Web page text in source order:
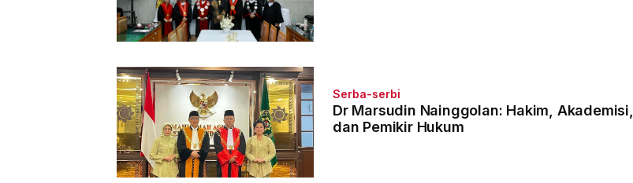
Serba-serbi
Dr Marsudin Nainggolan: Hakim, Akademisi,
dan Pemikir Hukum